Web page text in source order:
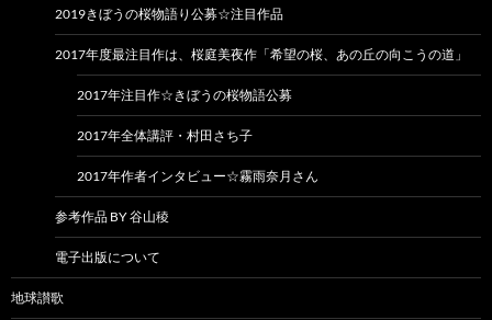
2019きぼうの桜物語り公募☆注目作品
2017年度最注目作は、桜庭美夜作「希望の桜、あの丘の向こうの道」
2017年注目作☆きぼうの桜物語公募
2017年全体講評・村田さち子
2017年作者インタビュー☆霧雨奈月さん
参考作品 BY 谷山稜
電子出版について
地球讃歌